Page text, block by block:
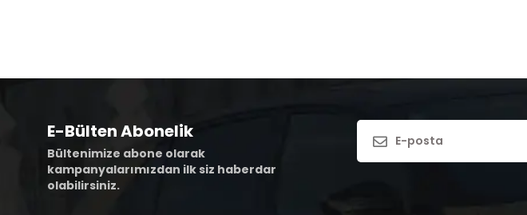
E-Bülten Abonelik
Bültenimize abone olarak
kampanyalarımızdan ilk siz haberdar
olabilirsiniz.